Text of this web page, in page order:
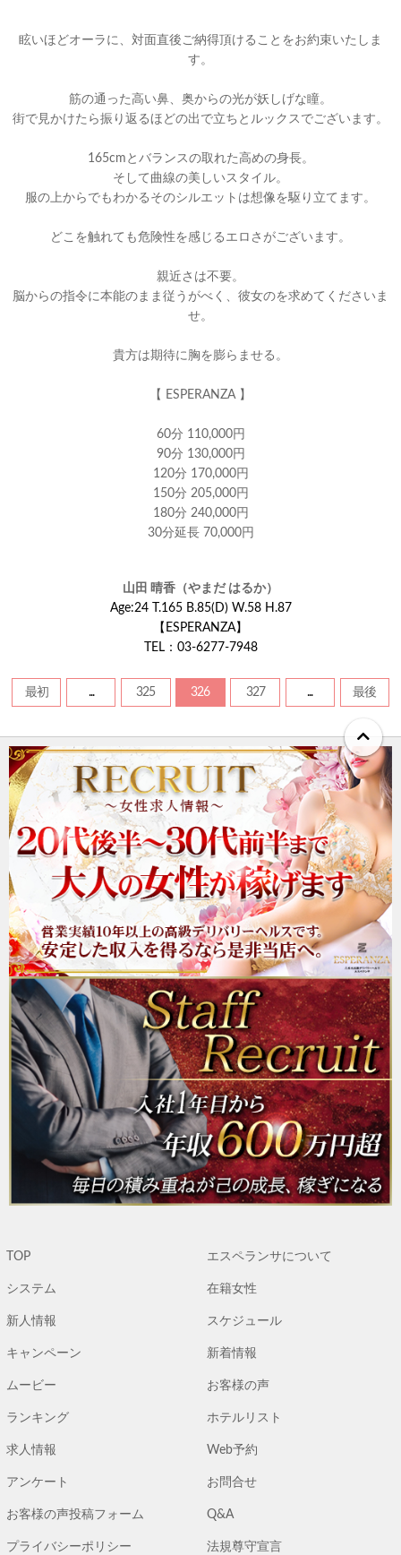
眩いほどオーラに、対面直後ご納得頂けることをお約束いたしま
す。
筋の通った高い鼻、奥からの光が妖しげな瞳。
街で見かけたら振り返るほどの出で立ちとルックスでございます。
165cmとバランスの取れた高めの身長。
そして曲線の美しいスタイル。
服の上からでもわかるそのシルエットは想像を駆り立てます。
どこを触れても危険性を感じるエロさがございます。
親近さは不要。
脳からの指令に本能のまま従うがべく、彼女のを求めてくださいま
せ。
貴方は期待に胸を膨らませる。
【 ESPERANZA 】
60分 110,000円
90分 130,000円
120分 170,000円
150分 205,000円
180分 240,000円
30分延長 70,000円
山田 晴香（やまだ はるか）
Age:24 T.165 B.85(D) W.58 H.87
【ESPERANZA】
TEL：03‐6277‐7948
最初 ... 325 326 327 ... 最後
TOP エスペランサについて
システム 在籍女性
新人情報 スケジュール
キャンペーン 新着情報
ムービー お客様の声
ランキング ホテルリスト
求人情報 Web予約
アンケート お問合せ
お客様の声投稿フォーム Q&A
プライバシーポリシー 法規尊守宣言